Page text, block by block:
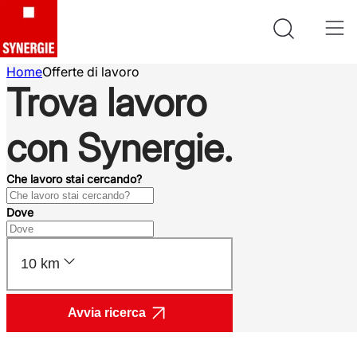
HomeOfferte di lavoro
Trova lavoro
con Synergie.
Che lavoro stai cercando?
Dove
10 km
Avvia ricerca